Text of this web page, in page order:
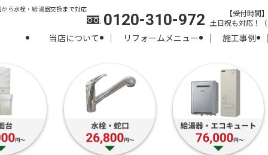
ら水栓・給湯器交換まで対応
当店について リフォームメニュー 施工事例
0120-310-972
【受付時間
土日祝も対応！